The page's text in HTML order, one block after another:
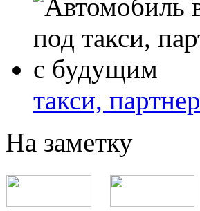
такси,
На заметку